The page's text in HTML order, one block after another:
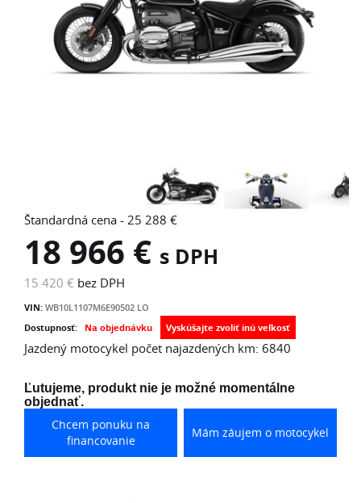
Štandardná cena - 25 288 €
18 966 € s DPH
15 420 € bez DPH
VIN: WB10L1107M6E90502 LO
Dostupnosť:
Na objednávku
Jazdený motocykel počet najazdených km: 6840
Ľutujeme, produkt nie je možné momentálne
objednať.
Chcem ponuku na
financovanie
Mám záujem o motocykel